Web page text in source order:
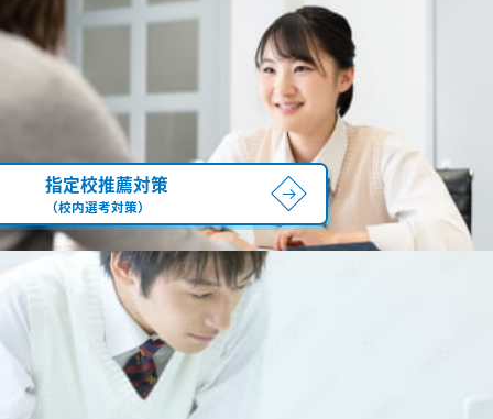
指定校推薦対策
（校内選考対策）